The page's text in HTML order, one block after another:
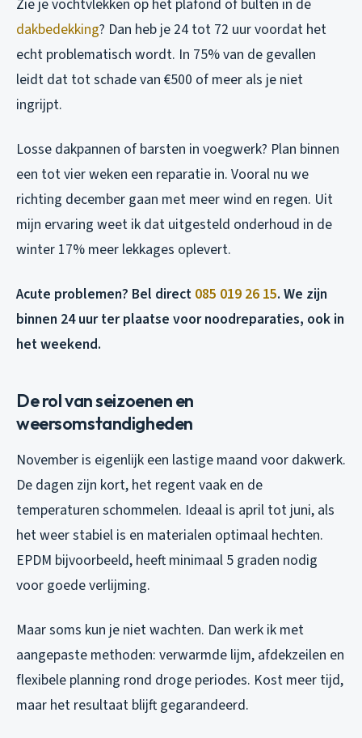
Zie je vochtvlekken op het plafond of bulten in de
dakbedekking? Dan heb je 24 tot 72 uur voordat het
echt problematisch wordt. In 75% van de gevallen
leidt dat tot schade van €500 of meer als je niet
ingrijpt.
Losse dakpannen of barsten in voegwerk? Plan binnen
een tot vier weken een reparatie in. Vooral nu we
richting december gaan met meer wind en regen. Uit
mijn ervaring weet ik dat uitgesteld onderhoud in de
winter 17% meer lekkages oplevert.
Acute problemen? Bel direct 085 019 26 15. We zijn
binnen 24 uur ter plaatse voor noodreparaties, ook in
het weekend.
De rol van seizoenen en
weersomstandigheden
November is eigenlijk een lastige maand voor dakwerk.
De dagen zijn kort, het regent vaak en de
temperaturen schommelen. Ideaal is april tot juni, als
het weer stabiel is en materialen optimaal hechten.
EPDM bijvoorbeeld, heeft minimaal 5 graden nodig
voor goede verlijming.
Maar soms kun je niet wachten. Dan werk ik met
aangepaste methoden: verwarmde lijm, afdekzeilen en
flexibele planning rond droge periodes. Kost meer tijd,
maar het resultaat blijft gegarandeerd.